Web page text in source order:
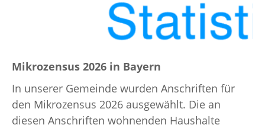
Mikrozensus 2026 in Bayern
In unserer Gemeinde wurden Anschriften für
den Mikrozensus 2026 ausgewählt. Die an
diesen Anschriften wohnenden Haushalte